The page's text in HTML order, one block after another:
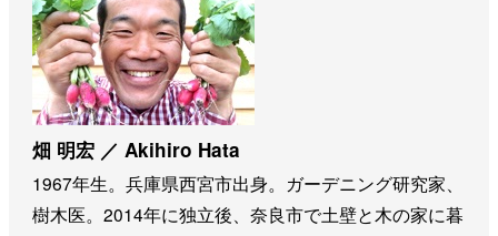
畑 明宏 ／ Akihiro Hata
1967年生。兵庫県西宮市出身。ガーデニング研究家、
樹木医。2014年に独立後、奈良市で土壁と木の家に暮